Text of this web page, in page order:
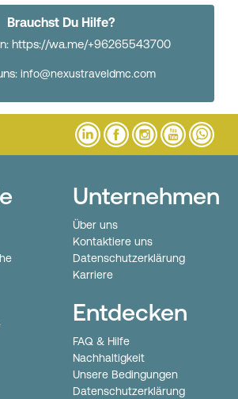
Brauchst Du Hilfe?
https://wa.me/+96265543700
info@nexustraveldmc.com
Unternehmen
Über uns
Kontaktiere uns
Datenschutzerklärung
Karriere
Entdecken
FAQ & Hilfe
Nachhaltigkeit
Unsere Bedingungen
Datenschutzerklärung